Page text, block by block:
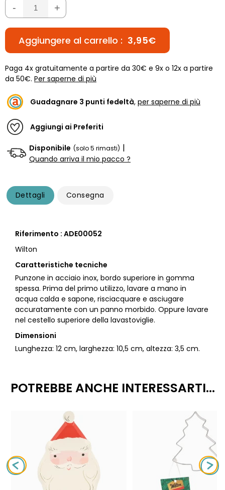
- +
Aggiungere al carrello : 3,95€
Paga 4x gratuitamente a partire da 30€ e 9x o 12x a partire
da 50€. Per saperne di più
Guadagnare 3 punti fedeltà, per saperne di più
Aggiungi ai Preferiti
Disponibile (solo 5 rimasti) |
Quando arriva il mio pacco ?
Dettagli Consegna
Riferimento : ADE00052
Wilton
Caratteristiche tecniche
Punzone in acciaio inox, bordo superiore in gomma
spessa. Prima del primo utilizzo, lavare a mano in
acqua calda e sapone, risciacquare e asciugare
accuratamente con un panno morbido. Oppure lavare
nel cestello superiore della lavastoviglie.
Dimensioni
Lunghezza: 12 cm, larghezza: 10,5 cm, altezza: 3,5 cm.
POTREBBE ANCHE INTERESSARTI...